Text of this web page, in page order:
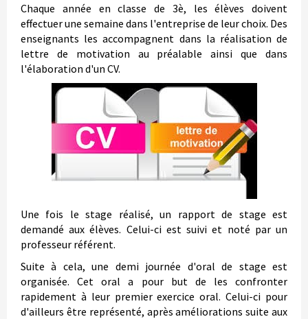
Chaque année en classe de 3è, les élèves doivent
effectuer une semaine dans l'entreprise de leur choix. Des
enseignants les accompagnent dans la réalisation de
lettre de motivation au préalable ainsi que dans
l'élaboration d'un CV.
Une fois le stage réalisé, un rapport de stage est
demandé aux élèves. Celui-ci est suivi et noté par un
professeur référent.
Suite à cela, une demi journée d'oral de stage est
organisée. Cet oral a pour but de les confronter
rapidement à leur premier exercice oral. Celui-ci pour
d'ailleurs être représenté, après améliorations suite aux